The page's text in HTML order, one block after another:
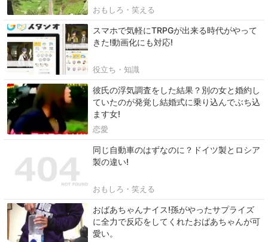
おもしろ・笑える
スマホで気軽にTRPGが出来る時代がやって
きた!動画化にも対応!
役立ち・知識
彼氏の浮気調査をした結果？別の女と婚約し
ていたのが発覚し結婚式に乗り込んでぶち込
ます女!
恋愛
同じ自動車のはずなのに？ドイツ製とロシア
製の違い!
おもしろ・笑える
おばあちゃんナイス!孫がやったサプライズ
に全力で反応をしてくれたおばあちゃんが可
愛い。